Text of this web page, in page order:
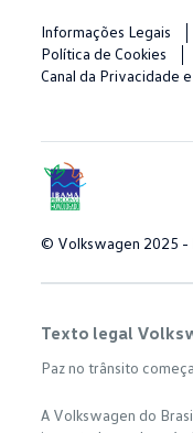
Informações Legais
Política de Cookies
Canal da Privacidade
© Volkswagen 2025 -
Texto legal
Paz no trânsito
A Volkswagen do